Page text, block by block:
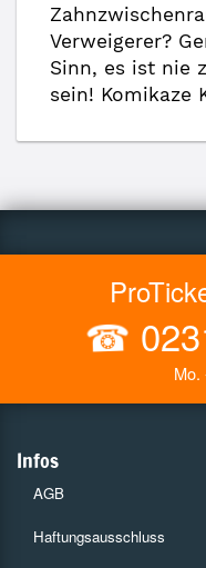
Verweigerer?
Sinn, es ist nie
sein! Komikaze
☎
Mo.
Infos
AGB
Haftungsausschluss